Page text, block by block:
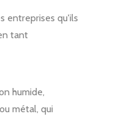
entreprises qu'ils
tant
humide,
métal, qui